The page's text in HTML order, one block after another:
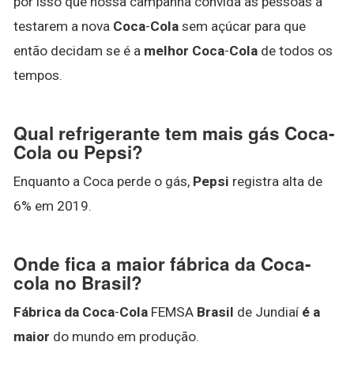
testarem a nova Coca-Cola sem açúcar para que
então decidam se é a melhor Coca-Cola de todos os
tempos.
Qual refrigerante tem mais gás Coca-
Cola ou Pepsi?
Enquanto a Coca perde o gás, Pepsi registra alta de
6% em 2019.
Onde fica a maior fábrica da Coca-
cola no Brasil?
Fábrica da Coca-Cola FEMSA Brasil de Jundiaí é a
maior do mundo em produção.